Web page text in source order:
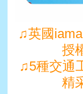
♫英國
授
♫5種交通
精